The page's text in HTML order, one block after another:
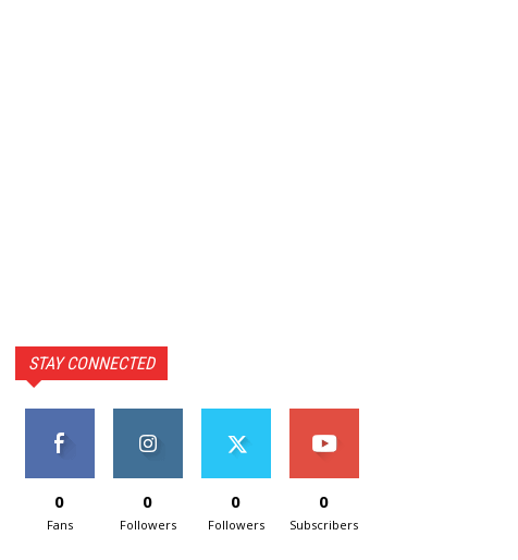
STAY CONNECTED
0
Fans
0
Followers
0
Followers
0
Subscribers